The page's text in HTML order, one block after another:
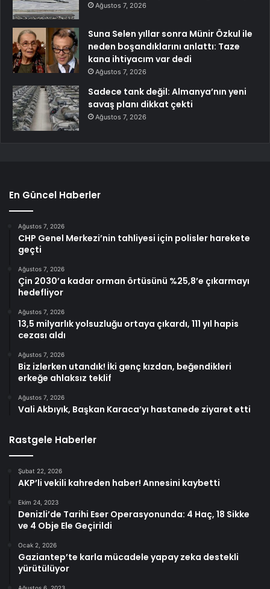
Ağustos 7, 2026
Suna Selen yıllar sonra Münir Özkul ile
neden boşandıklarını anlattı: Taze
kana ihtiyacım var dedi
Ağustos 7, 2026
Sadece tank değil: Almanya’nın yeni
savaş planı dikkat çekti
Ağustos 7, 2026
En Güncel Haberler
Ağustos 7, 2026
CHP Genel Merkezi’nin tahliyesi için polisler harekete
geçti
Ağustos 7, 2026
Çin 2030’a kadar orman örtüsünü %25,8’e çıkarmayı
hedefliyor
Ağustos 7, 2026
13,5 milyarlık yolsuzluğu ortaya çıkardı, 111 yıl hapis
cezası aldı
Ağustos 7, 2026
Biz izlerken utandık! İki genç kızdan, beğendikleri
erkeğe ahlaksız teklif
Ağustos 7, 2026
Vali Akbıyık, Başkan Karaca’yı hastanede ziyaret etti
Rastgele Haberler
Şubat 22, 2026
AKP’li vekili kahreden haber! Annesini kaybetti
Ekim 24, 2023
Denizli’de Tarihi Eser Operasyonunda: 4 Haç, 18 Sikke
ve 4 Obje Ele Geçirildi
Ocak 2, 2026
Gaziantep’te karla mücadele yapay zeka destekli
yürütülüyor